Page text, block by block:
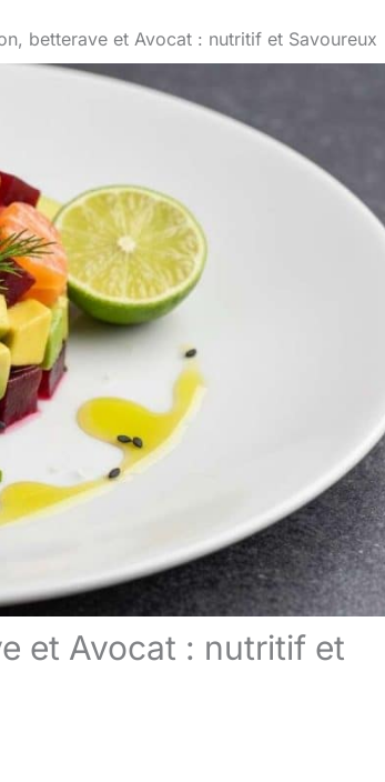
betterave et Avocat : nutritif et Savoureux
et Avocat : nutritif et